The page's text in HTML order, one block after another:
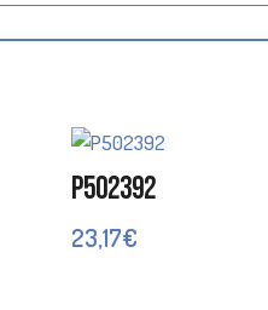
P502392
23,17€